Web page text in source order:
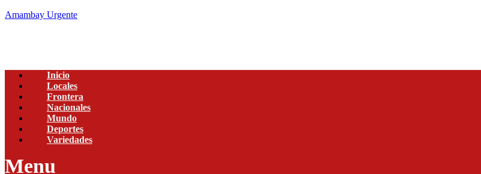
Amambay Urgente
Inicio
Locales
Frontera
Nacionales
Mundo
Deportes
Variedades
Menu